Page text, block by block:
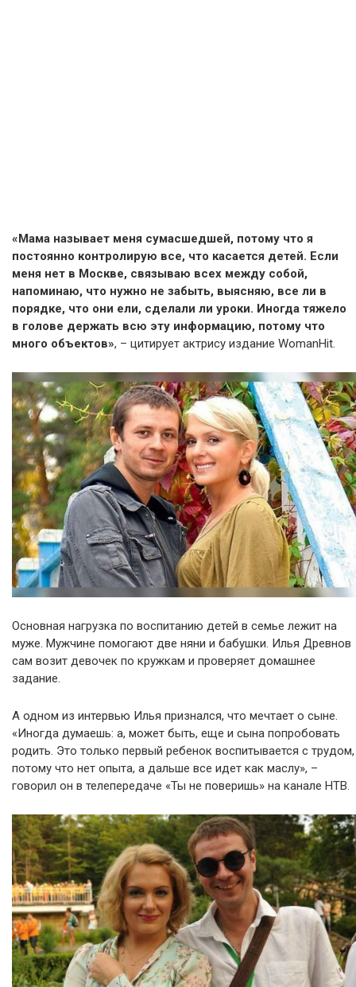
«Мама называет меня сумасшедшей, потому что я
постоянно контролирую все, что касается детей. Если
меня нет в Москве, связываю всех между собой,
напоминаю, что нужно не забыть, выясняю, все ли в
порядке, что они ели, сделали ли уроки. Иногда тяжело
в голове держать всю эту информацию, потому что
много объектов», – цитирует актрису издание WomanHit.
Основная нагрузка по воспитанию детей в семье лежит на
муже. Мужчине помогают две няни и бабушки. Илья Древнов
сам возит девочек по кружкам и проверяет домашнее
задание.
А одном из интервью Илья признался, что мечтает о сыне.
«Иногда думаешь: а, может быть, еще и сына попробовать
родить. Это только первый ребенок воспитывается с трудом,
потому что нет опыта, а дальше все идет как маслу», –
говорил он в телепередаче «Ты не поверишь» на канале НТВ.